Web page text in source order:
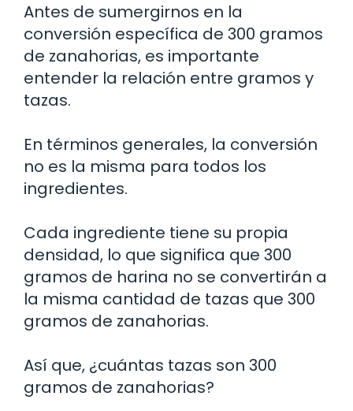
Antes de sumergirnos en la
conversión específica de 300 gramos
de zanahorias, es importante
entender la relación entre gramos y
tazas.
En términos generales, la conversión
no es la misma para todos los
ingredientes.
Cada ingrediente tiene su propia
densidad, lo que significa que 300
gramos de harina no se convertirán a
la misma cantidad de tazas que 300
gramos de zanahorias.
Así que, ¿cuántas tazas son 300
gramos de zanahorias?